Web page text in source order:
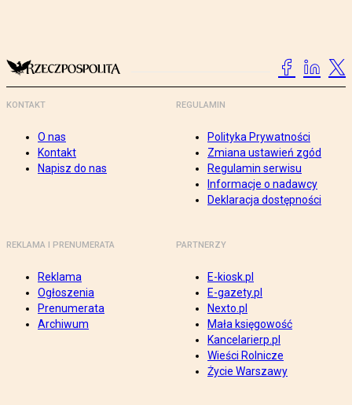
KONTAKT
O nas
Kontakt
Napisz do nas
REGULAMIN
Polityka Prywatności
Zmiana ustawień zgód
Regulamin serwisu
Informacje o nadawcy
Deklaracja dostępności
REKLAMA I PRENUMERATA
Reklama
Ogłoszenia
Prenumerata
Archiwum
PARTNERZY
E-kiosk.pl
E-gazety.pl
Nexto.pl
Mała księgowość
Kancelarierp.pl
Wieści Rolnicze
Życie Warszawy